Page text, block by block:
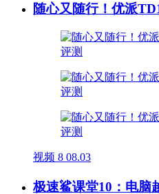
随心又随行！优派
视频 8 08.03
极速鲨课堂10：电脑